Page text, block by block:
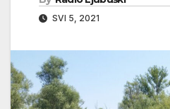
SVI 5, 2021